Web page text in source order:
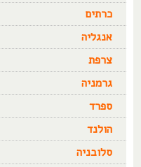
כרתים
אנגליה
צרפת
גרמניה
ספרד
הולנד
סלובניה